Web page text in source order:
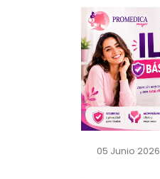
05 Junio 2026